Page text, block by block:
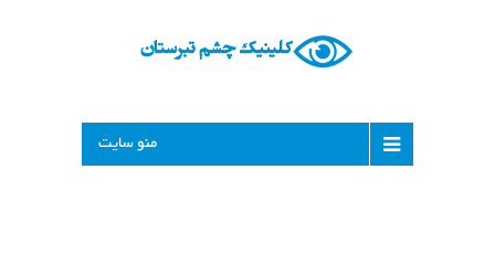
منو سایت